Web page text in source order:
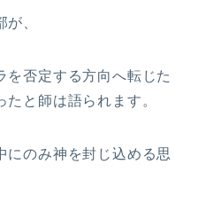
、
を否定する方向へ転じた
と師は語られます。
にのみ神を封じ込める思